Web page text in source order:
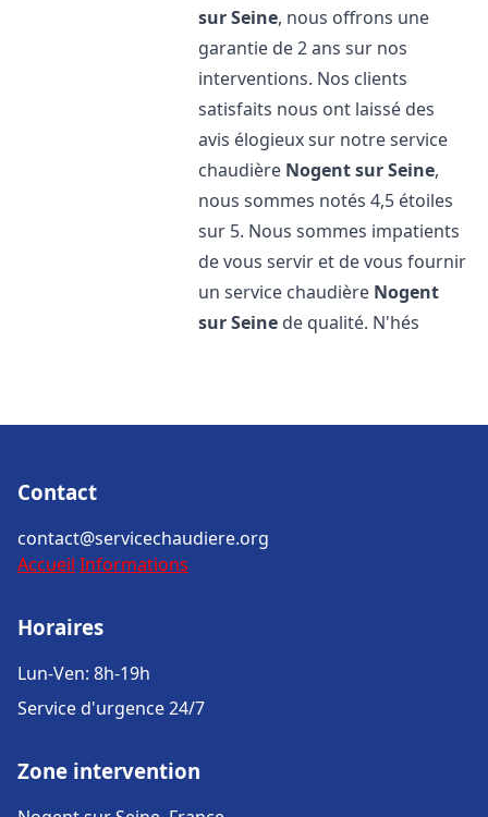
sur Seine, nous offrons une
garantie de 2 ans sur nos
interventions. Nos clients
satisfaits nous ont laissé des
avis élogieux sur notre service
chaudière Nogent sur Seine,
nous sommes notés 4,5 étoiles
sur 5. Nous sommes impatients
de vous servir et de vous fournir
un service chaudière Nogent
sur Seine de qualité. N'hés
Contact
contact@servicechaudiere.org
Accueil Informations
Horaires
Lun-Ven: 8h-19h
Service d'urgence 24/7
Zone intervention